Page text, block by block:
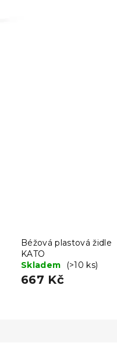
Béžová plastová židle
KATO
Skladem
(>10 ks)
667 Kč